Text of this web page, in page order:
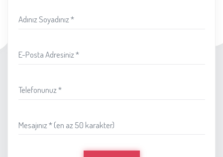
Adınız Soyadınız *
E-Posta Adresiniz *
Telefonunuz *
Mesajınız * (en az 50 karakter)